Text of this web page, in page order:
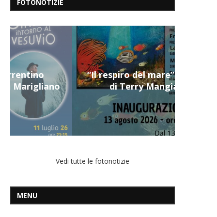
FOTONOTIZIE
“Il respiro del mare”, personale
di Terry Mangiatordi
Vedi tutte le fotonotizie
MENU